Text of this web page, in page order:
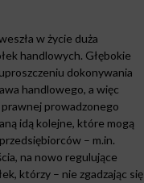
w życie duża
handlowych. Głębokie
dokonywania
handlowego, a więc
prowadzonego
idą kolejne, które mogą
– m.in.
na nowo regulujące
którzy – nie zgadzając się